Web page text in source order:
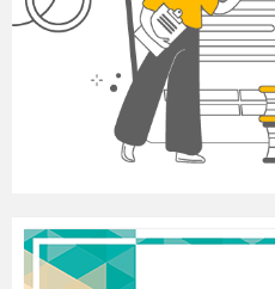
(по сторінкам)
Тема, автори
Які питання роз-глядає
3,4 Опис, відповіді,
5,6 Дослідження
коливання на 2
зменшення)